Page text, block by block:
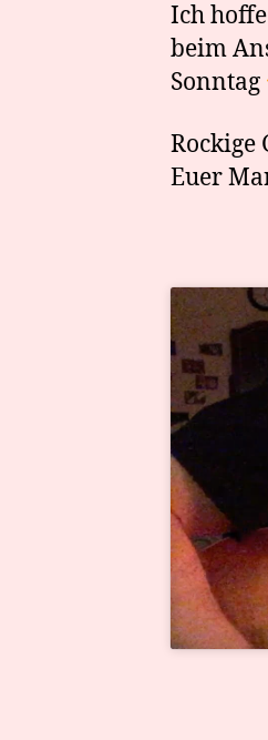
Ich
beim
Sonntag
Rockige
Euer